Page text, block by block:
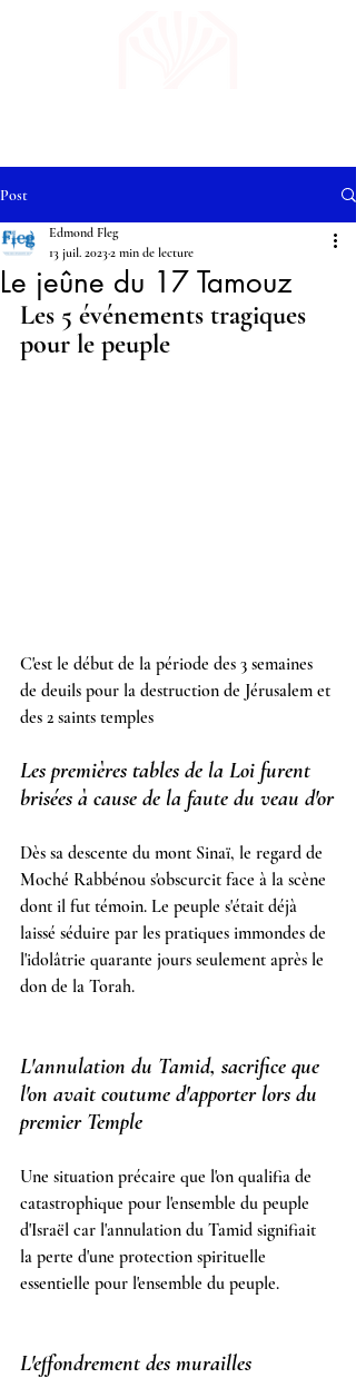
Post
Le jeûne du 17 Tamouz
Edmond Fleg
13 juil. 20232 min de lecture
Les 5 événements tragiques
pour le peuple
C'est le début de la période des 3 semaines
de deuils pour la destruction de Jérusalem et
des 2 saints temples
Les premières tables de la Loi furent
brisées à cause de la faute du veau d'or
Dès sa descente du mont Sinaï, le regard de
Moché Rabbénou s'obscurcit face à la scène
dont il fut témoin. Le peuple s'était déjà
laissé séduire par les pratiques immondes de
l'idolâtrie quarante jours seulement après le
don de la Torah.
L'annulation du Tamid, sacrifice que
l'on avait coutume d'apporter lors du
premier Temple
Une situation précaire que l'on qualifia de
catastrophique pour l'ensemble du peuple
d'Israël car l'annulation du Tamid signifiait
la perte d'une protection spirituelle
essentielle pour l'ensemble du peuple.
L'effondrement des murailles